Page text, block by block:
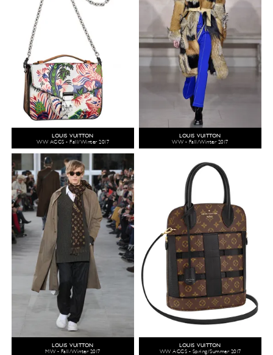
LOUIS VUITTON
WW ACCS - Fall/Winter 2017
LOUIS VUITTON
WW - Fall/Winter 2017
LOUIS VUITTON
MW - Fall/Winter 2017
LOUIS VUITTON
WW ACCS - Spring/Summer 2017